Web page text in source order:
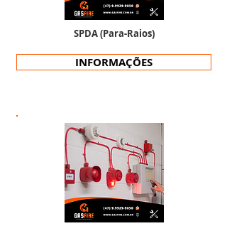
SPDA (Para-Raios)
INFORMAÇÕES